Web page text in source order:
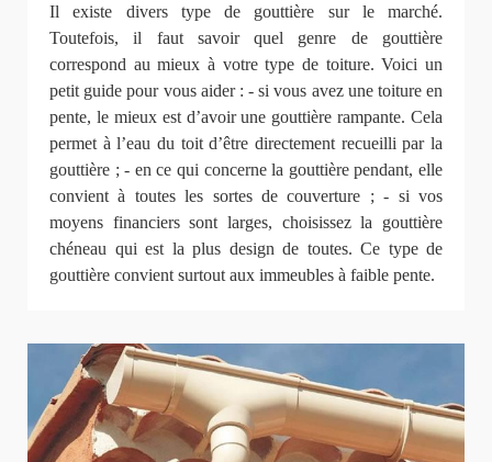
Il existe divers type de gouttière sur le marché.
Toutefois, il faut savoir quel genre de gouttière
correspond au mieux à votre type de toiture. Voici un
petit guide pour vous aider : - si vous avez une toiture en
pente, le mieux est d’avoir une gouttière rampante. Cela
permet à l’eau du toit d’être directement recueilli par la
gouttière ; - en ce qui concerne la gouttière pendant, elle
convient à toutes les sortes de couverture ; - si vos
moyens financiers sont larges, choisissez la gouttière
chéneau qui est la plus design de toutes. Ce type de
gouttière convient surtout aux immeubles à faible pente.